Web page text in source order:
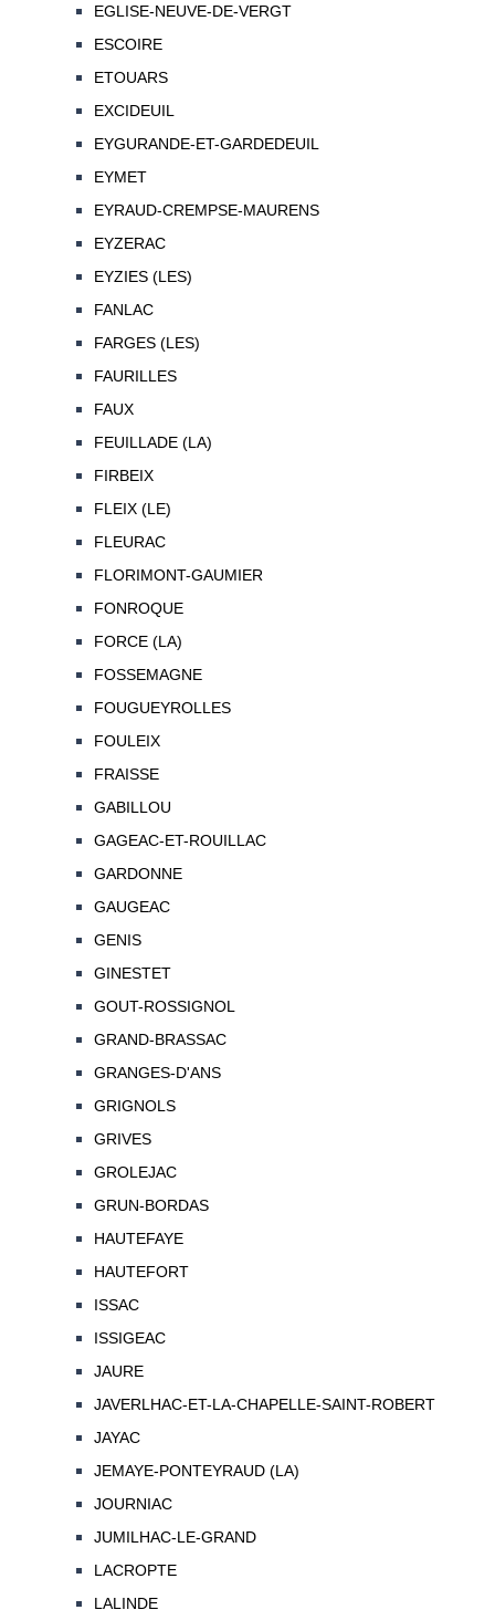
EGLISE-NEUVE-DE-VERGT
ESCOIRE
ETOUARS
EXCIDEUIL
EYGURANDE-ET-GARDEDEUIL
EYMET
EYRAUD-CREMPSE-MAURENS
EYZERAC
EYZIES (LES)
FANLAC
FARGES (LES)
FAURILLES
FAUX
FEUILLADE (LA)
FIRBEIX
FLEIX (LE)
FLEURAC
FLORIMONT-GAUMIER
FONROQUE
FORCE (LA)
FOSSEMAGNE
FOUGUEYROLLES
FOULEIX
FRAISSE
GABILLOU
GAGEAC-ET-ROUILLAC
GARDONNE
GAUGEAC
GENIS
GINESTET
GOUT-ROSSIGNOL
GRAND-BRASSAC
GRANGES-D'ANS
GRIGNOLS
GRIVES
GROLEJAC
GRUN-BORDAS
HAUTEFAYE
HAUTEFORT
ISSAC
ISSIGEAC
JAURE
JAVERLHAC-ET-LA-CHAPELLE-SAINT-ROBERT
JAYAC
JEMAYE-PONTEYRAUD (LA)
JOURNIAC
JUMILHAC-LE-GRAND
LACROPTE
LALINDE